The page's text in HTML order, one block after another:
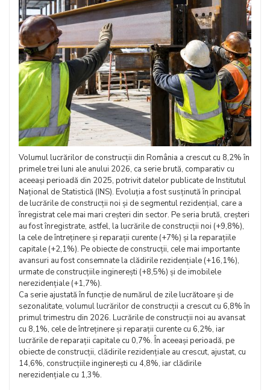
Volumul lucrărilor de construcții din România a crescut cu 8,2% în
primele trei luni ale anului 2026, ca serie brută, comparativ cu
aceeași perioadă din 2025, potrivit datelor publicate de Institutul
Național de Statistică (INS). Evoluția a fost susținută în principal
de lucrările de construcții noi și de segmentul rezidențial, care a
înregistrat cele mai mari creșteri din sector. Pe seria brută, creșteri
au fost înregistrate, astfel, la lucrările de construcții noi (+9,8%),
la cele de întreținere și reparații curente (+7%) și la reparațiile
capitale (+2,1%). Pe obiecte de construcții, cele mai importante
avansuri au fost consemnate la clădirile rezidențiale (+16,1%),
urmate de construcțiile inginerești (+8,5%) și de imobilele
nerezidențiale (+1,7%).
Ca serie ajustată în funcție de numărul de zile lucrătoare și de
sezonalitate, volumul lucrărilor de construcții a crescut cu 6,8% în
primul trimestru din 2026. Lucrările de construcții noi au avansat
cu 8,1%, cele de întreținere și reparații curente cu 6,2%, iar
lucrările de reparații capitale cu 0,7%. În aceeași perioadă, pe
obiecte de construcții, clădirile rezidențiale au crescut, ajustat, cu
14,6%, construcțiile inginerești cu 4,8%, iar clădirile
nerezidențiale cu 1,3%.